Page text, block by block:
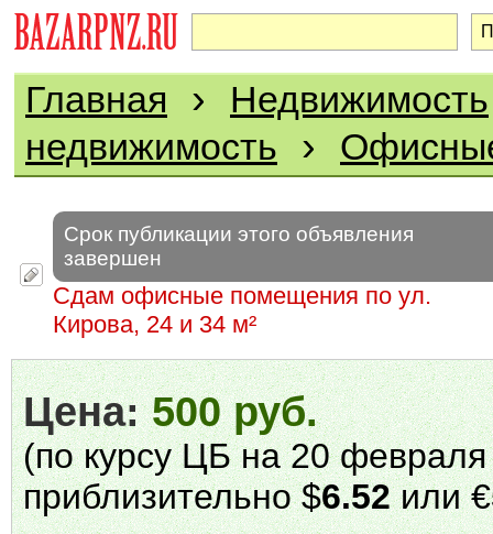
Главная › Недвижимость
недвижимость ›
Срок публикации этого объявления
завершен
Сдам офисные помещения по ул.
Кирова, 24 и 34 м²
Цена:500 руб.
(по курсу ЦБ на 20 февраля
приблизительно $6.52или €